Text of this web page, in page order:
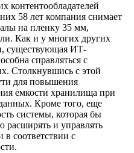
58 лет компания снимает
на пленку 35 мм,
Как и у многих других
существующая ИТ-
справляться с
Столкнувшись с этой
для повышения
емкости хранилища при
Кроме того, еще
системы, которая бы
расширять и управлять
соответствии с